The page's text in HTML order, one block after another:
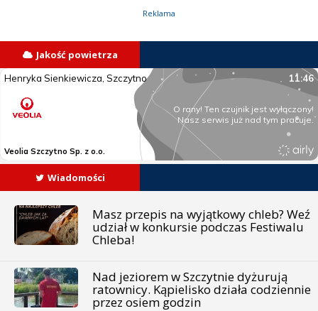
Reklama
Jakość powietrza
Wiadomości
Masz przepis na wyjątkowy chleb? Weź
udział w konkursie podczas Festiwalu
Chleba!
Nad jeziorem w Szczytnie dyżurują
ratownicy. Kąpielisko działa codziennie
przez osiem godzin